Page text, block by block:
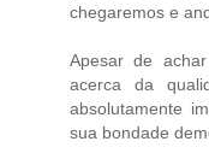
chegaremos e
Apesar de
acerca da
absolutamente
sua bondade